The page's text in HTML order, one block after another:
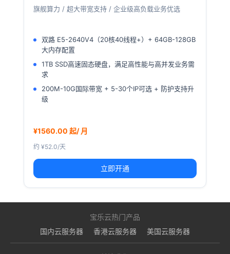
旗舰算力 / 超大带宽支持 / 企业级高负载业务优选
双路 E5-2640V4（20核40线程+）+ 64GB-128GB
大内存配置
1TB SSD高速固态硬盘，满足高性能与高并发业务需
求
200M-10G国际带宽 + 5-30个IP可选 + 防护支持升
级
¥1560.00 起/ 月
约 ¥52.0/天
立即开通
宝乐云热门产品
国内云服务器
香港云服务器 美国云服务器